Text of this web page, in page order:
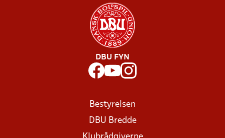
DBU FYN
Bestyrelsen
DBU Bredde